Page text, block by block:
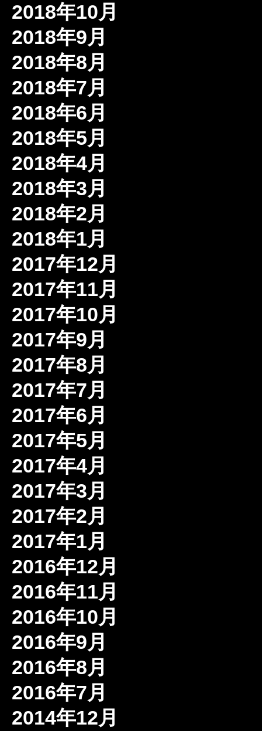
2018年10月
2018年9月
2018年8月
2018年7月
2018年6月
2018年5月
2018年4月
2018年3月
2018年2月
2018年1月
2017年12月
2017年11月
2017年10月
2017年9月
2017年8月
2017年7月
2017年6月
2017年5月
2017年4月
2017年3月
2017年2月
2017年1月
2016年12月
2016年11月
2016年10月
2016年9月
2016年8月
2016年7月
2014年12月